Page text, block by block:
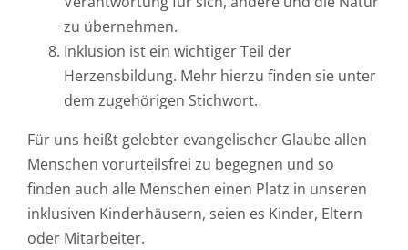
zu übernehmen.
Inklusion ist ein wichtiger Teil der
Herzensbildung. Mehr hierzu finden sie unter
dem zugehörigen Stichwort.
Für uns heißt gelebter evangelischer Glaube allen
Menschen vorurteilsfrei zu begegnen und so
finden auch alle Menschen einen Platz in unseren
inklusiven Kinderhäusern, seien es Kinder, Eltern
oder Mitarbeiter.